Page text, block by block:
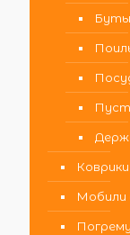
Мобили